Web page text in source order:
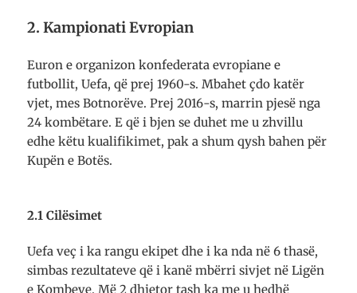
2. Kampionati Evropian
Euron e organizon kon­federata evropiane e
futbollit, Uefa, që prej 1960-s. Mbahet çdo katër
vjet, mes Bot­norëve. Prej 2016-s, ma­rrin pjesë nga
24 kombëtare. E që i bjen se duhet me u zhvillu
edhe këtu kua­li­­fikimet, pak a shum qysh bahen për
Kupën e Botës.
2.1 Cilësimet
Uefa veç i ka rangu ekipet dhe i ka nda në 6 thasë,
simbas rezultateve që i kanë mbërri sivjet në Ligën
e Kombeve. Më 2 dhjetor tash ka me u hedhë